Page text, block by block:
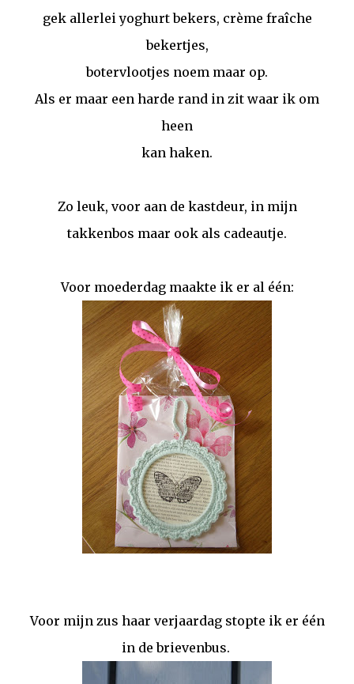
gek allerlei yoghurt bekers, crème fraîche
bekertjes,
botervlootjes noem maar op.
Als er maar een harde rand in zit waar ik om
heen
kan haken.
Zo leuk, voor aan de kastdeur, in mijn
takkenbos maar ook als cadeautje.
Voor moederdag maakte ik er al één:
Voor mijn zus haar verjaardag stopte ik er één
in de brievenbus.